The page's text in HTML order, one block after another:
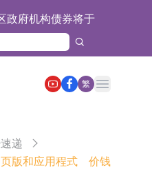
政府机构债券将于
透过重开进行投标
平均指数挂钩债券将
日进行投标
国糖果前高管的失当
消资格令
跌幅榜前十，融信中
35.71%涨+218.75%，
开展对外的语料商业
繁
Open main menu
递
页版和应用程式 价钱